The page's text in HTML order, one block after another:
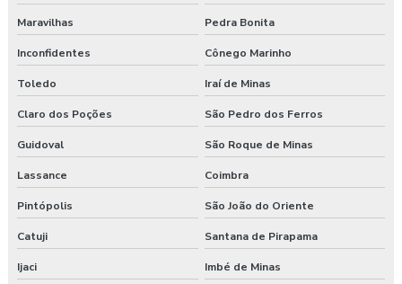
Maravilhas Pedra Bonita
Inconfidentes Cônego Marinho
Toledo Iraí de Minas
Claro dos Poções São Pedro dos Ferros
Guidoval São Roque de Minas
Lassance Coimbra
Pintópolis São João do Oriente
Catuji Santana de Pirapama
Ijaci Imbé de Minas